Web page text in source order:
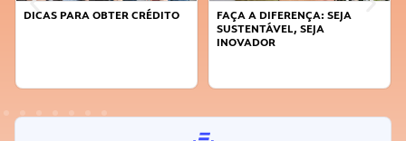
DICAS PARA OBTER CRÉDITO
FAÇA A DIFERENÇA: SEJA
SUSTENTÁVEL, SEJA
INOVADOR